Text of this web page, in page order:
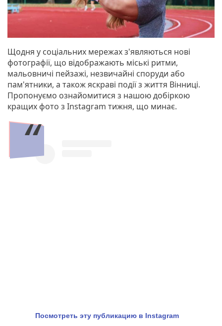
Щодня у соціальних мережах з'являються нові
фотографії, що відображають міські ритми,
мальовничі пейзажі, незвичайні споруди або
пам'ятники, а також яскраві події з життя Вінниці.
Пропонуємо ознайомитися з нашою добіркою
кращих фото з Instagram тижня, що минає.
Посмотреть эту публикацию в Instagram